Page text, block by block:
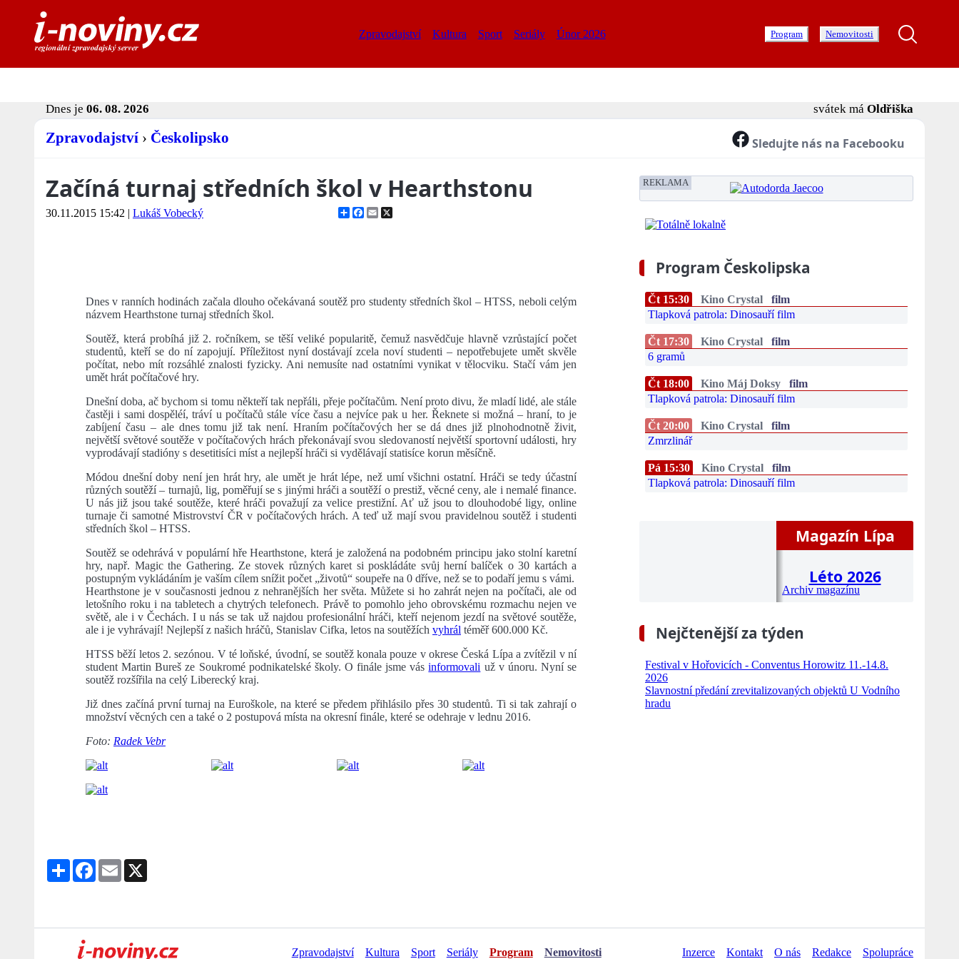
Zpravodajství Kultura Sport Seriály Únor 2026 Program Nemovitosti
Dnes je 06. 08. 2026 svátek má Oldřiška
Zpravodajství › Českolipsko Sledujte nás na Facebooku
Začíná turnaj středních škol v Hearthstonu
30.11.2015 15:42 | Lukáš Vobecký ShareFacebook
Email
Dnes v ranních hodinách začala dlouho očekávaná soutěž pro studenty středních škol – HTSS, neboli celým
názvem Hearthstone turnaj středních škol.
Soutěž, která probíhá již 2. ročníkem, se těší veliké popularitě, čemuž nasvědčuje hlavně vzrůstající počet
studentů, kteří se do ní zapojují. Příležitost nyní dostávají zcela noví studenti – nepotřebujete umět skvěle
počítat, nebo mít rozsáhlé znalosti fyzicky. Ani nemusíte nad ostatními vynikat v tělocviku. Stačí vám jen
umět hrát počítačové hry.
Dnešní doba, ač bychom si tomu někteří tak nepřáli, přeje počítačům. Není proto divu, že mladí lidé, ale stále
častěji i sami dospěléí, tráví u počítačů stále více času a nejvíce pak u her. Řeknete si možná – hraní, to je
zabíjení času – ale dnes tomu již tak není. Hraním počítačových her se dá dnes již plnohodnotně živit,
největší světové soutěže v počítačových hrách překonávají svou sledovaností největší sportovní události, hry
vyprodávají stadióny s desetitisíci míst a nejlepší hráči si vydělávají statisíce korun měsíčně.
Módou dnešní doby není jen hrát hry, ale umět je hrát lépe, než umí všichni ostatní. Hráči se tedy účastní
různých soutěží – turnajů, lig, poměřují se s jinými hráči a soutěží o prestiž, věcné ceny, ale i nemalé finance.
U nás již jsou také soutěže, které hráči považují za velice prestižní. Ať už jsou to dlouhodobé ligy, online
turnaje či samotné Mistrovství ČR v počítačových hrách. A teď už mají svou pravidelnou soutěž i studenti
středních škol – HTSS.
Soutěž se odehrává v populární hře Hearthstone, která je založená na podobném principu jako stolní karetní
hry, např. Magic the Gathering. Ze stovek různých karet si poskládáte svůj herní balíček o 30 kartách a
postupným vykládáním je vaším cílem snížit počet „životů“ soupeře na 0 dříve, než se to podaří jemu s vámi.
Hearthstone je v současnosti jednou z nehranějších her světa. Můžete si ho zahrát nejen na počítači, ale od
letošního roku i na tabletech a chytrých telefonech. Právě to pomohlo jeho obrovskému rozmachu nejen ve
světě, ale i v Čechách. I u nás se tak už najdou profesionální hráči, kteří nejenom jezdí na světové soutěže,
ale i je vyhrávají! Nejlepší z našich hráčů, Stanislav Cifka, letos na soutěžích vyhrál téměř 600.000 Kč.
HTSS běží letos 2. sezónou. V té loňské, úvodní, se soutěž konala pouze v okrese Česká Lípa a zvítězil v ní
student Martin Bureš ze Soukromé podnikatelské školy. O finále jsme vásinformovali už v únoru. Nyní se
soutěž rozšířila na celý Liberecký kraj.
Již dnes začíná první turnaj na Euroškole, na které se předem přihlásilo přes 30 studentů. Ti si tak zahrají o
množství věcných cen a také o 2 postupová místa na okresní finále, které se odehraje v lednu 2016.
Foto: Radek Vebr
Share Facebook
Email
REKLAMA
Program Českolipska
Čt 15:30 Kino Crystal
film
Tlapková patrola: Dinosauří film
Čt 17:30 Kino Crystal
film
6 gramů
Čt 18:00 Kino Máj Doksy
film
Tlapková patrola: Dinosauří film
Čt 20:00 Kino Crystal
film
Zmrzlinář
Pá 15:30 Kino Crystal
film
Tlapková patrola: Dinosauří film
Magazín Lípa
Léto 2026
Archiv magazínu
Nejčtenější za týden
Festival v Hořovicích - Conventus Horowitz 11.-14.8.
2026
Slavnostní předání zrevitalizovaných objektů U Vodního
hradu
Zpravodajství Kultura Sport Seriály Program Nemovitosti Inzerce Kontakt O nás Redakce Spolupráce